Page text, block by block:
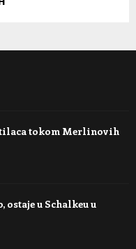
tokom Merlinovih
ostaje u Schalkeu u